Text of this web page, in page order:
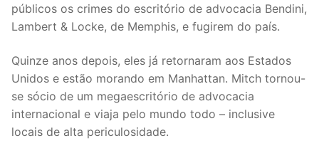
públicos os crimes do escritório de advocacia Bendini,
Lambert & Locke, de Memphis, e fugirem do país.
Quinze anos depois, eles já retornaram aos Estados
Unidos e estão morando em Manhattan. Mitch tornou-
se sócio de um megaescritório de advocacia
internacional e viaja pelo mundo todo – inclusive
locais de alta periculosidade.